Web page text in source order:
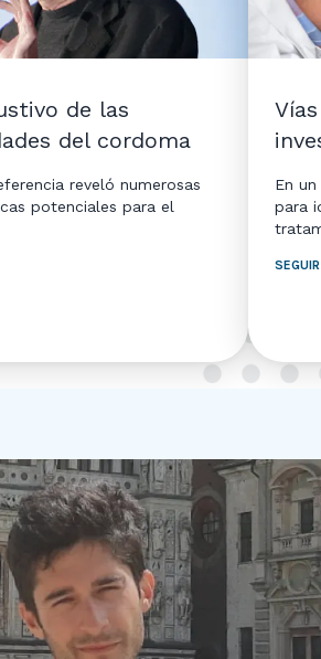
de las
del cordoma
reveló numerosas
potenciales para el
En
para